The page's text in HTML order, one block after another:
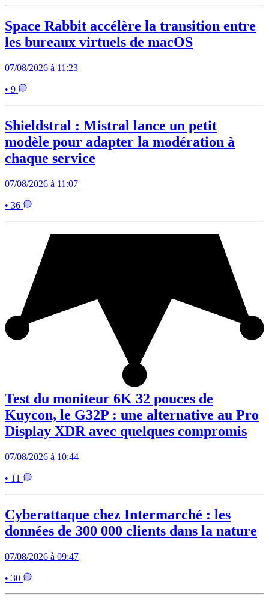
Space Rabbit accélère la transition entre
les bureaux virtuels de macOS
07/08/2026 à 11:23
• 9
Shieldstral : Mistral lance un petit
modèle pour adapter la modération à
chaque service
07/08/2026 à 11:07
• 36
Test du moniteur 6K 32 pouces de
Kuycon, le G32P : une alternative au Pro
Display XDR avec quelques compromis
07/08/2026 à 10:44
• 11
Cyberattaque chez Intermarché : les
données de 300 000 clients dans la nature
07/08/2026 à 09:47
• 30